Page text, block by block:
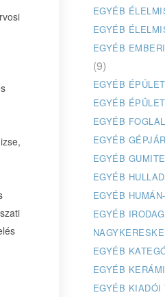
EGYÉB
EGYÉB
EGYÉB
(9)
EGYÉB
EGYÉB
EGYÉB
EGYÉB
EGYÉB
EGYÉB
EGYÉB
EGYÉB
EGYÉB
EGYÉB
EGYÉB